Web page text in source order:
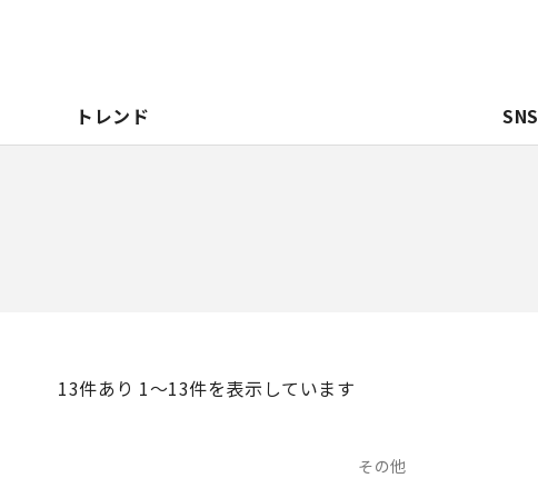
トレンド SNS
13件あり 1〜13件を表示しています
その他